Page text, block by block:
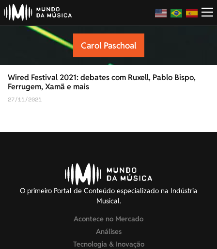
Carol Paschoal
Wired Festival 2021: debates com Ruxell, Pablo Bispo,
Ferrugem, Xamã e mais
27/11/2021
O primeiro Portal de Conteúdo especializado na Indústria
Musical.
Acontece no Mercado
Análises
Tecnologia & Inovação